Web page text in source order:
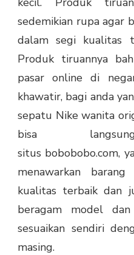
sedemikian rupa agar
dalam segi kualitas
Produk tiruannya
pasar online di
khawatir, bagi anda
sepatu Nike wanita
bisa
situs bobobobo.com,
menawarkan
kualitas terbaik dan
beragam model
sesuaikan sendiri
masing.